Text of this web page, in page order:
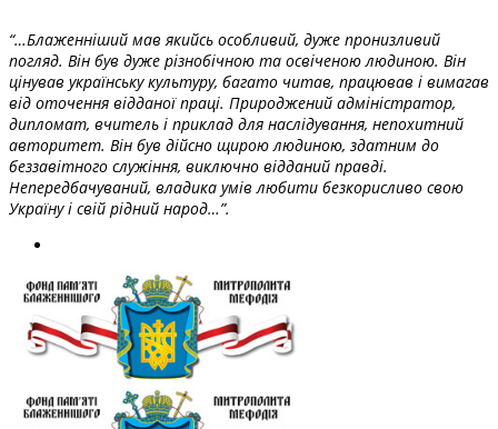
“…Блаженніший мав якийсь особливий, дуже пронизливий
погляд. Він був дуже різнобічною та освіченою людиною. Він
цінував українську культуру, багато читав, працював і вимагав
від оточення відданої праці. Природжений адміністратор,
дипломат, вчитель і приклад для наслідування, непохитний
авторитет. Він був дійсно щирою людиною, здатним до
беззавітного служіння, виключно відданий правді.
Непередбачуваний, владика умів любити безкорисливо свою
Україну і свій рідний народ…”.